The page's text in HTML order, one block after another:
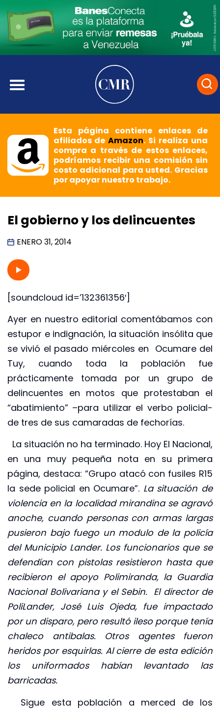
Esta página contiene enlaces de
afiliados deAmazon. Si realiza una
compra a través de estos enlaces,
podríamos recibir una comisión sin
costo adicional para usted. Gracias
por apoyar nuestro trabajo.
El gobierno y los delincuentes
ENERO 31, 2014
[soundcloud id=’132361356′]
Ayer en nuestro editorial comentábamos con
estupor e indignación, la situación insólita que
se vivió el pasado miércoles en Ocumare del
Tuy, cuando toda la población fue
prácticamente tomada por un grupo de
delincuentes en motos que protestaban el
“abatimiento” –para utilizar el verbo policial-
de tres de sus camaradas de fechorías.
La situación no ha terminado. Hoy El Nacional,
en una muy pequeña nota en su primera
página, destaca: “Grupo atacó con fusiles R15
la sede policial en Ocumare”. La situación de
violencia en la localidad mirandina se agravó
anoche, cuando personas con armas largas
pusieron bajo fuego un modulo de la policía
del Municipio Lander. Los funcionarios que se
defendían con pistolas resistieron hasta que
recibieron el apoyo Polimiranda, la Guardia
Nacional Bolivariana y el Sebin. El director de
PoliLander, José Luis Ojeda, fue impactado
por un disparo, pero resultó ileso porque tenía
chaleco antibalas. Otros agentes fueron
heridos por esquirlas. Al cierre de esta edición
los uniformados habían levantado las
barricadas.
Sigue esta población a merced de los